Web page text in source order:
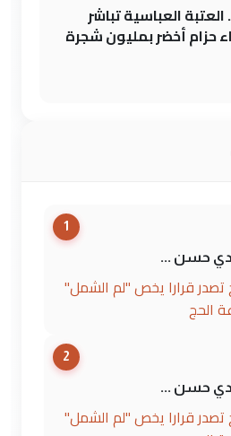
العتبة العباسية تباشر
حزام أخضر بمليون شجرة
1
حسن ...
تصدر قرارا يخص "لم الشمل"
الحج
2
حسن ...
تصدر قرارا يخص "لم الشمل"